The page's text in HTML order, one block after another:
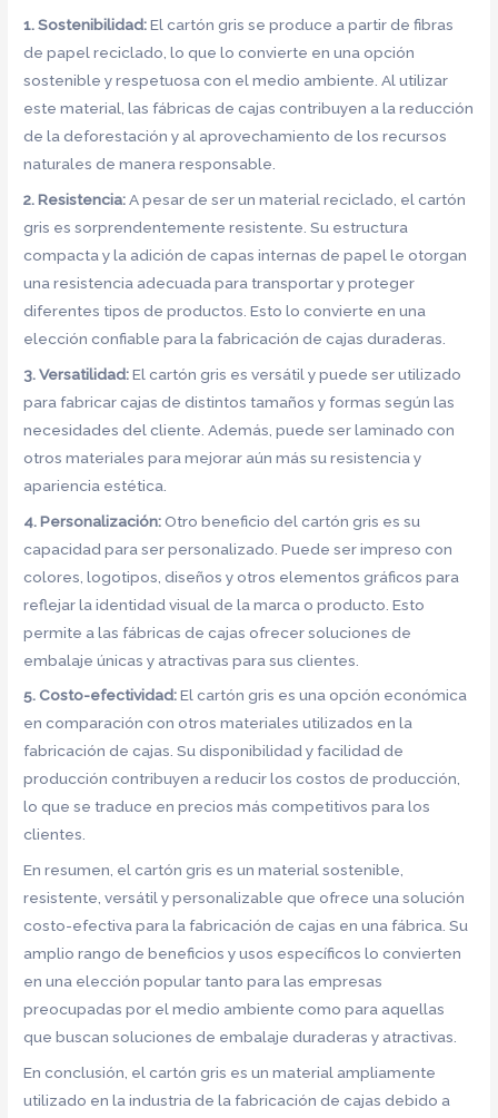
1. Sostenibilidad:El cartón gris se produce a partir de fibras
de papel reciclado, lo que lo convierte en una opción
sostenible y respetuosa con el medio ambiente. Al utilizar
este material, las fábricas de cajas contribuyen a la reducción
de la deforestación y al aprovechamiento de los recursos
naturales de manera responsable.
2. Resistencia:A pesar de ser un material reciclado, el cartón
gris es sorprendentemente resistente. Su estructura
compacta y la adición de capas internas de papel le otorgan
una resistencia adecuada para transportar y proteger
diferentes tipos de productos. Esto lo convierte en una
elección confiable para la fabricación de cajas duraderas.
3. Versatilidad:El cartón gris es versátil y puede ser utilizado
para fabricar cajas de distintos tamaños y formas según las
necesidades del cliente. Además, puede ser laminado con
otros materiales para mejorar aún más su resistencia y
apariencia estética.
4. Personalización:Otro beneficio del cartón gris es su
capacidad para ser personalizado. Puede ser impreso con
colores, logotipos, diseños y otros elementos gráficos para
reflejar la identidad visual de la marca o producto. Esto
permite a las fábricas de cajas ofrecer soluciones de
embalaje únicas y atractivas para sus clientes.
5. Costo-efectividad:El cartón gris es una opción económica
en comparación con otros materiales utilizados en la
fabricación de cajas. Su disponibilidad y facilidad de
producción contribuyen a reducir los costos de producción,
lo que se traduce en precios más competitivos para los
clientes.
En resumen, el cartón gris es un material sostenible,
resistente, versátil y personalizable que ofrece una solución
costo-efectiva para la fabricación de cajas en una fábrica. Su
amplio rango de beneficios y usos específicos lo convierten
en una elección popular tanto para las empresas
preocupadas por el medio ambiente como para aquellas
que buscan soluciones de embalaje duraderas y atractivas.
En conclusión, el cartón gris es un material ampliamente
utilizado en la industria de la fabricación de cajas debido a